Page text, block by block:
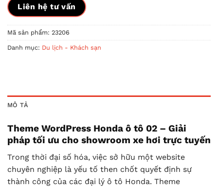
Liên hệ tư vấn
Mã sản phẩm: 23206
Danh mục: Du lịch - Khách sạn
MÔ TẢ
Theme WordPress Honda ô tô 02 – Giải
pháp tối ưu cho showroom xe hơi trực tuyến
Trong thời đại số hóa, việc sở hữu một website
chuyên nghiệp là yếu tố then chốt quyết định sự
thành công của các đại lý ô tô Honda. Theme